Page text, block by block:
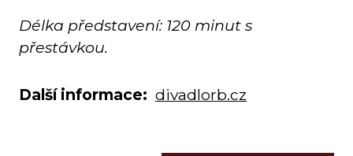
Délka představení: 120 minut s
přestávkou.
Další informace: divadlorb.cz